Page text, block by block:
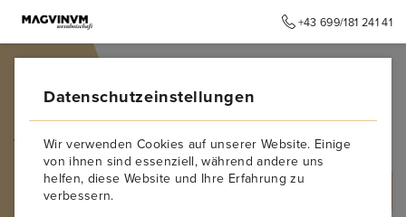
+43 699/181 241 41
Jura
Datenschutzeinstellungen
Wir verwenden Cookies auf unserer Website. Einige
von ihnen sind essenziell, während andere uns
helfen, diese Website und Ihre Erfahrung zu
verbessern.